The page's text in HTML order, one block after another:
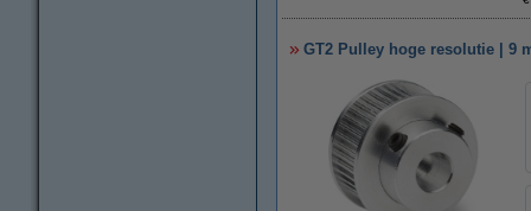
GT2 Pulley hoge resolutie | 9